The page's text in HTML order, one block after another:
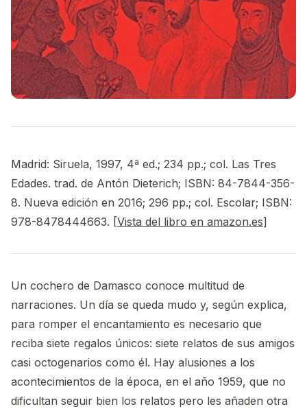
Madrid: Siruela, 1997, 4ª ed.; 234 pp.; col. Las Tres
Edades. trad. de Antón Dieterich; ISBN: 84-7844-356-
8. Nueva edición en 2016; 296 pp.; col. Escolar; ISBN:
978-8478444663. [Vista del libro en amazon.es]
Un cochero de Damasco conoce multitud de
narraciones. Un día se queda mudo y, según explica,
para romper el encantamiento es necesario que
reciba siete regalos únicos: siete relatos de sus amigos
casi octogenarios como él. Hay alusiones a los
acontecimientos de la época, en el año 1959, que no
dificultan seguir bien los relatos pero les añaden otra